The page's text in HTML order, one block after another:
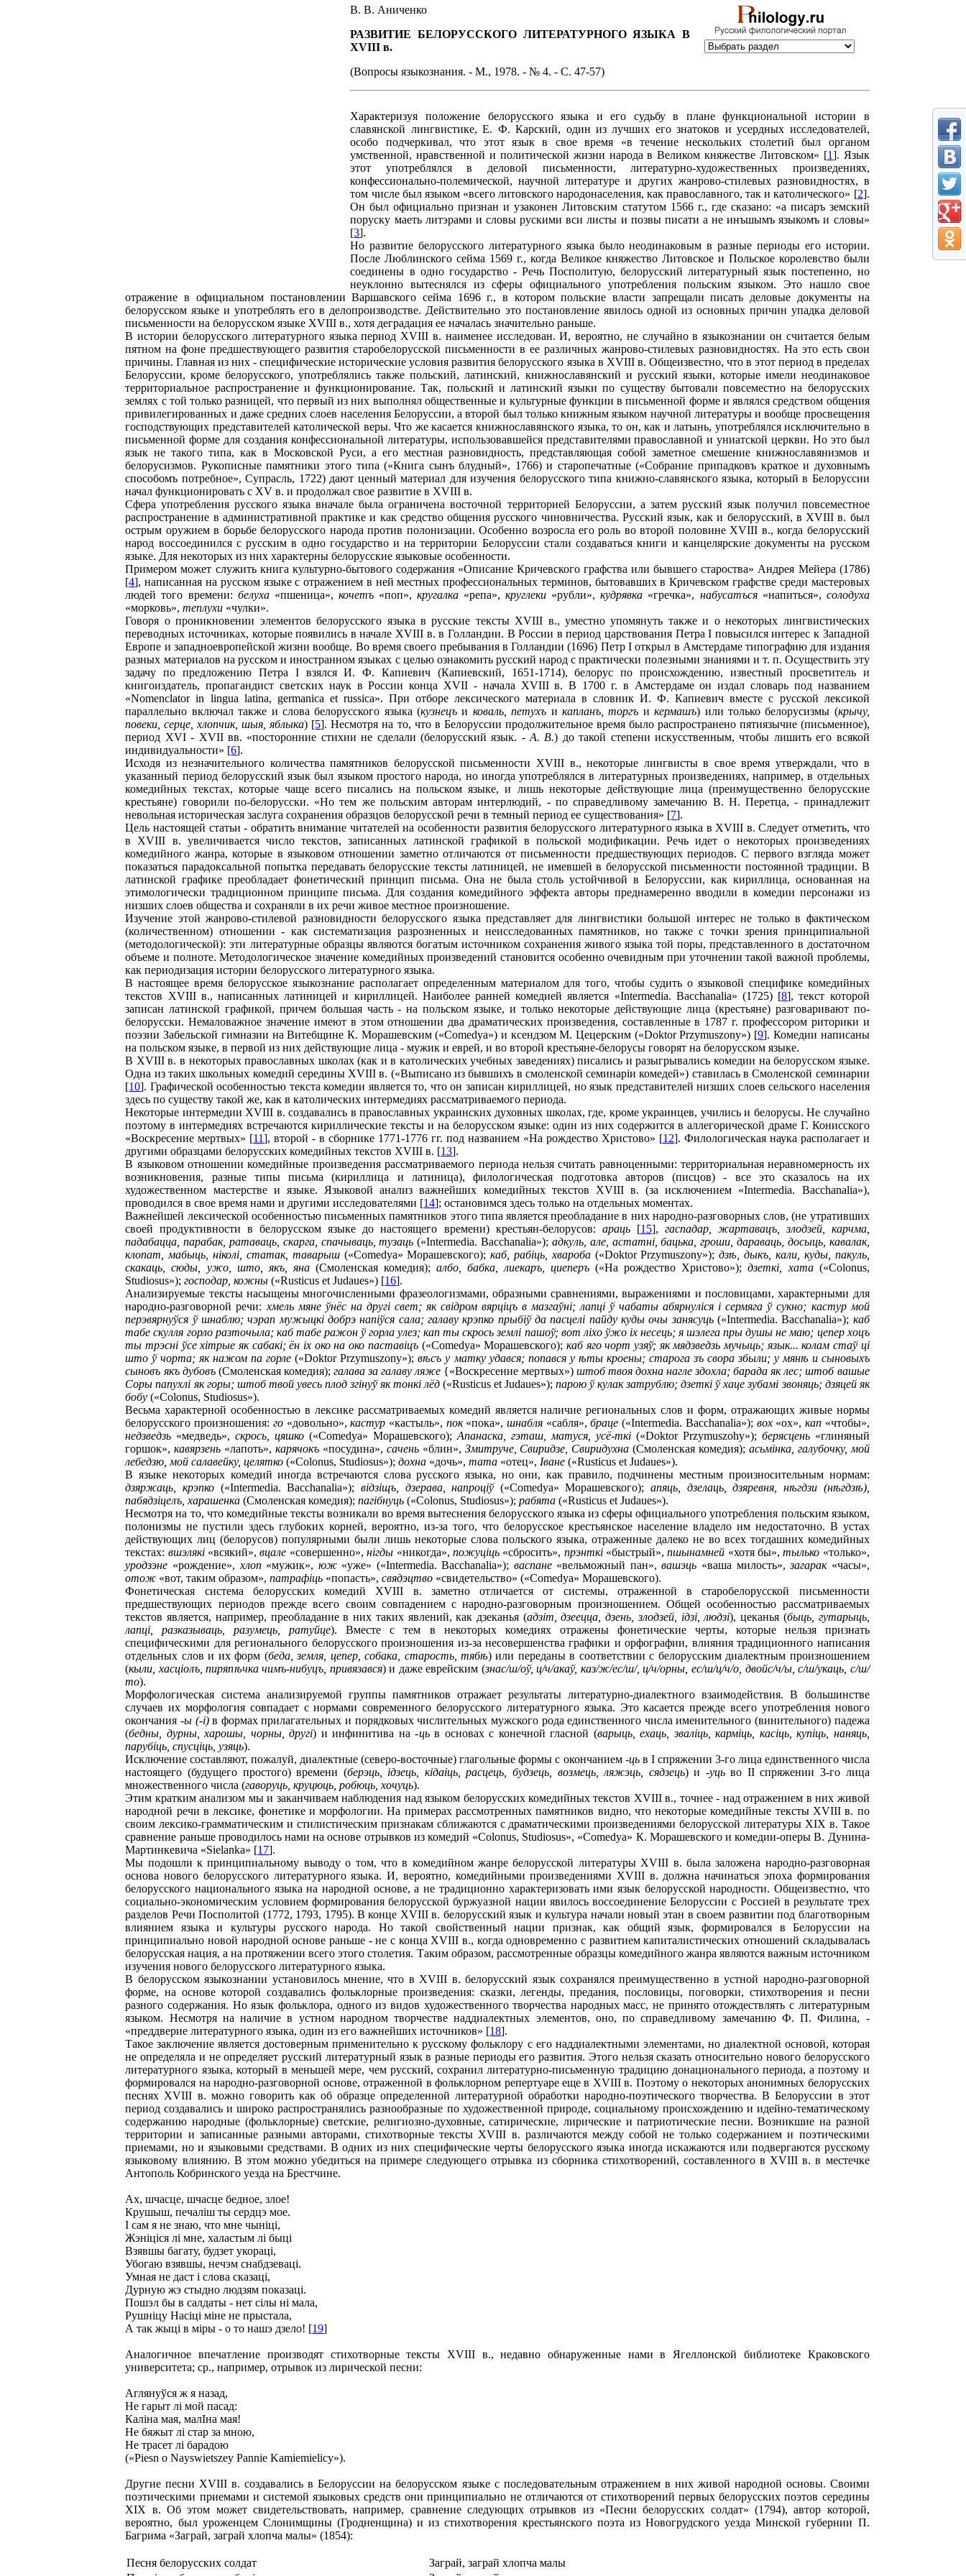
В. В. Аниченко
РАЗВИТИЕ БЕЛОРУССКОГО ЛИТЕРАТУРНОГО ЯЗЫКА В
XVIII в.
(Вопросы языкознания. - М., 1978. - № 4. - С. 47-57)
Характеризуя положение белорусского языка и его судьбу в плане функциональной истории в
славянской лингвистике, Е. Ф. Карский, один из лучших его знатоков и усердных исследователей,
особо подчеркивал, что этот язык в свое время «в течение нескольких столетий был органом
умственной, нравственной и политической жизни народа в Великом княжестве Литовском» [1]. Язык
этот употреблялся в деловой письменности, литературно-художественных произведениях,
конфессионально-полемической, научной литературе и других жанрово-стилевых разновидностях, в
том числе был языком «всего литовского народонаселения, как православного, так и католического» [2].
Он был официально признан и узаконен Литовским статутом 1566 г., где сказано: «а писаръ земский
поруску маеть литэрами и словы рускими вси листы и позвы писати а не инъшымъ языкомъ и словы»
[3].
Но развитие белорусского литературного языка было неодинаковым в разные периоды его истории.
После Люблинского сейма 1569 г., когда Великое княжество Литовское и Польское королевство были
соединены в одно государство - Речь Посполитую, белорусский литературный язык постепенно, но
неуклонно вытеснялся из сферы официального употребления польским языком. Это нашло свое
отражение в официальном постановлении Варшавского сейма 1696 г., в котором польские власти запрещали писать деловые документы на
белорусском языке и употреблять его в делопроизводстве. Действительно это постановление явилось одной из основных причин упадка деловой
письменности на белорусском языке XVIII в., хотя деградация ее началась значительно раньше.
В истории белорусского литературного языка период XVIII в. наименее исследован. И, вероятно, не случайно в языкознании он считается белым
пятном на фоне предшествующего развития старобелорусской письменности в ее различных жанрово-стилевых разновидностях. На это есть свои
причины. Главная из них - специфические исторические условия развития белорусского языка в XVIII в. Общеизвестно, что в этот период в пределах
Белоруссии, кроме белорусского, употреблялись также польский, латинский, книжнославянский и русский языки, которые имели неодинаковое
территориальное распространение и функционирование. Так, польский и латинский языки по существу бытовали повсеместно на белорусских
землях с той только разницей, что первый из них выполнял общественные и культурные функции в письменной форме и являлся средством общения
привилегированных и даже средних слоев населения Белоруссии, а второй был только книжным языком научной литературы и вообще просвещения
господствующих представителей католической веры. Что же касается книжнославянского языка, то он, как и латынь, употреблялся исключительно в
письменной форме для создания конфессиональной литературы, использовавшейся представителями православной и униатской церкви. Но это был
язык не такого типа, как в Московской Руси, а его местная разновидность, представляющая собой заметное смешение книжнославянизмов и
белорусизмов. Рукописные памятники этого типа («Книга сынъ блудный», 1766) и старопечатные («Собрание припадковъ краткое и духовнымъ
способомъ потребное», Супрасль, 1722) дают ценный материал для изучения белорусского типа книжно-славянского языка, который в Белоруссии
начал функционировать с XV в. и продолжал свое развитие в XVIII в.
Сфера употребления русского языка вначале была ограничена восточной территорией Белоруссии, а затем русский язык получил повсеместное
распространение в административной практике и как средство общения русского чиновничества. Русский язык, как и белорусский, в XVIII в. был
острым оружием в борьбе белорусского народа против полонизации. Особенно возросла его роль во второй половине XVIII в., когда белорусский
народ воссоединился с русским в одно государство и на территории Белоруссии стали создаваться книги и канцелярские документы на русском
языке. Для некоторых из них характерны белорусские языковые особенности.
Примером может служить книга культурно-бытового содержания «Описание Кричевского графства или бывшего староства» Андрея Мейера (1786)
[4], написанная на русском языке с отражением в ней местных профессиональных терминов, бытовавших в Кричевском графстве среди мастеровых
людей того времени: белуха«пшеница», кочетъ«поп», кругалка «репа»,круглеки «рубли»,кудрявка «гречка», набусатъся«напиться», солодуха
«морковь»,теплухи «чулки».
Говоря о проникновении элементов белорусского языка в русские тексты XVIII в., уместно упомянуть также и о некоторых лингвистических
переводных источниках, которые появились в начале XVIII в. в Голландии. В России в период царствования Петра I повысился интерес к Западной
Европе и западноевропейской жизни вообще. Во время своего пребывания в Голландии (1696) Петр I открыл в Амстердаме типографию для издания
разных материалов на русском и иностранном языках с целью ознакомить русский народ с практически полезными знаниями и т. п. Осуществить эту
задачу по предложению Петра I взялся И. Ф. Капиевич (Капиевский, 1651-1714), белорус по происхождению, известный просветитель и
книгоиздатель, пропагандист светских наук в России конца XVII - начала XVIII в. В 1700 г. в Амстердаме он издал словарь под названием
«Nomenclator in lingua latina, germanica et russica». При отборе лексического материала в словник И. Ф. Капиевич вместе с русской лексикой
параллельно включал также и слова белорусского языка (кузнецъ и коваль, петухъ и капланъ, торгъ икермашъ) или только белорусизмы (крычу,
повеки, серце, хлопчик, шыя, яблыка) [5]. Несмотря на то, что в Белоруссии продолжительное время было распространено пятиязычие (письменное),
период XVI - XVII вв. «посторонние стихии не сделали (белорусский язык. -А. В.) до такой степени искусственным, чтобы лишить его всякой
индивидуальности» [6].
Исходя из незначительного количества памятников белорусской письменности XVIII в., некоторые лингвисты в свое время утверждали, что в
указанный период белорусский язык был языком простого народа, но иногда употреблялся в литературных произведениях, например, в отдельных
комедийных текстах, которые чаще всего писались на польском языке, и лишь некоторые действующие лица (преимущественно белорусские
крестьяне) говорили по-белорусски. «Но тем же польским авторам интерлюдий, - по справедливому замечанию В. Н. Перетца, - принадлежит
невольная историческая заслуга сохранения образцов белорусской речи в темный период ее существования» [7].
Цель настоящей статьи - обратить внимание читателей на особенности развития белорусского литературного языка в XVIII в. Следует отметить, что
в XVIII в. увеличивается число текстов, записанных латинской графикой в польской модификации. Речь идет о некоторых произведениях
комедийного жанра, которые в языковом отношении заметно отличаются от письменности предшествующих периодов. С первого взгляда может
показаться парадоксальной попытка передавать белорусские тексты латиницей, не имевшей в белорусской письменности постоянной традиции. В
латинской графике преобладает фонетический принцип письма. Она не была столь устойчивой в Белоруссии, как кириллица, основанная на
этимологически традиционном принципе письма. Для создания комедийного эффекта авторы преднамеренно вводили в комедии персонажи из
низших слоев общества и сохраняли в их речи живое местное произношение.
Изучение этой жанрово-стилевой разновидности белорусского языка представляет для лингвистики большой интерес не только в фактическом
(количественном) отношении - как систематизация разрозненных и неисследованных памятников, но также с точки зрения принципиальной
(методологической): эти литературные образцы являются богатым источником сохранения живого языка той поры, представленного в достаточном
объеме и полноте. Методологическое значение комедийных произведений становится особенно очевидным при уточнении такой важной проблемы,
как периодизация истории белорусского литературного языка.
В настоящее время белорусское языкознание располагает определенным материалом для того, чтобы судить о языковой специфике комедийных
текстов XVIII в., написанных латиницей и кириллицей. Наиболее ранней комедией является «Intermedia. Bacchanalia» (1725) [8], текст которой
записан латинской графикой, причем большая часть - на польском языке, и только некоторые действующие лица (крестьяне) разговаривают по-
белорусски. Немаловажное значение имеют в этом отношении два драматических произведения, составленные в 1787 г. профессором риторики и
поэзии Забельской гимназии на Витебщине К. Морашевским («Comedya») и ксендзом М. Цецерским («Doktor Przymuszony») [9]. Комедии написаны
на польском языке, в первой из них действующие лица - мужик и еврей, и во второй крестьяне-белорусы говорят на белорусском языке.
В XVIII в. в некоторых православных школах (как и в католических учебных заведениях) писались и разыгрывались комедии на белорусском языке.
Одна из таких школьных комедий середины XVIII в. («Выписано из бывшихъ в смоленской семинарiи комедей») ставилась в Смоленской семинарии
[10]. Графической особенностью текста комедии является то, что он записан кириллицей, но язык представителей низших слоев сельского населения
здесь по существу такой же, как в католических интермедиях рассматриваемого периода.
Некоторые интермедии XVIII в. создавались в православных украинских духовных школах, где, кроме украинцев, учились и белорусы. Не случайно
поэтому в интермедиях встречаются кириллические тексты и на белорусском языке: один из них содержится в аллегорической драме Г. Конисского
«Воскресение мертвых» [11], второй - в сборнике 1771-1776 гг. под названием «На рождество Христово» [12]. Филологическая наука располагает и
другими образцами белорусских комедийных текстов XVIII в. [13].
В языковом отношении комедийные произведения рассматриваемого периода нельзя считать равноценными: территориальная неравномерность их
возникновения, разные типы письма (кириллица и латиница), филологическая подготовка авторов (писцов) - все это сказалось на их
художественном мастерстве и языке. Языковой анализ важнейших комедийных текстов XVIII в. (за исключением «Intermedia. Bacchanalia»),
проводился в свое время нами и другими исследователями [14]; остановимся здесь только на отдельных моментах.
Важнейшей лексической особенностью письменных памятников этого типа является преобладание в них народно-разговорных слов, (не утративших
своей продуктивности в белорусском языке до настоящего времени) крестьян-белорусов: араць[15], гаспадар, жартавацъ, злодзей, карчма,
падабацца, парабак, ратаваць, скарга, спачываць, тузаць («Intermedia. Bacchanalia»); адкуль, але, астатнi, бацька, гроши, дараваць, досыць, кавалак,
клопат, мабыць, нiколi, статак, таварыш(«Comedya» Морашевского);каб, рабiць, хвароба(«Doktor Przymuszony»);дзѣ , дыкъ, кали, куды, пакуль,
скакаць, сюды, ужо, што, якъ, яна(Смоленская комедия); албо, бабка, лиекаръ, циеперъ («На рождество Христово»);дзеткi, хата(«Colonus,
Studiosus»);господар, кожны («Rusticus et Judaues») [16].
Анализируемые тексты насыщены многочисленными фразеологизмами, образными сравнениями, выражениями и пословицами, характерными для
народно-разговорной речи: хмель мяне ўнёс на другi свет; як свiдром вярцiцъ в мазгаўнi; лапцi ў чабаты абярнулiся i сермяга ў сукно; кастур мой
перэвярнуўся ў шнаблю; чэрап мужыцкi добрэ напiўся сала; галаву крэпко прыбiў да пасцелi пайду куды очы занясуць(«Intermedia. Bacchanalia»); каб
табе скулля горло разточыла; каб табе ражон ў горла улез; кап ты скрось землi пашоў; вот лiхо ўжо ix несець; я шэлега пры душы не маю; цепер хоцъ
ты трэснi ўсе хiтрые як сабакi; ён ix око на око паставiцъ(«Comedya» Морашевского); каб яго чорт узяў; як мядзведзь мучыць; язык... колам стаў цi
што ў чорта; як нажом па горле («Doktor Przymuszony»);вѣсъ у матку удався; попався у ѣты кроены; старога зъ свора збыли; у мянѣи сыновыхъ
сыновъ якъ дубовъ(Смоленская комедия); галава за галаву ляже {«Воскресение мертвых») штоб твоя дохна нагле здохла; барада як лес; штоб вашые
Соры папухлi як горы; штоб твой увесь плод згiнуў як тонкi лёд(«Rusticus et Judaues»);парою ў кулак затрублю; дзеткi ў хаце зубамi звоняць; дзяцей як
бобу («Colonus, Studiosus»).
Весьма характерной особенностью в лексике рассматриваемых комедий является наличие региональных слов и форм, отражающих живые нормы
белорусского произношения: го«довольно»,кастур «кастыль», пок«пока»,шнабля «сабля»,браце («Intermedia. Bacchanalia»); вох«ох», кап«чтобы»,
недзведзь «медведь»,скрось, цяшко («Comedya» Морашевского);Апанаска, гэташ, матуся, усё-ткi(«Doktor Przymuszohy»); берясцень«глиняный
горшок»,кавярзень «лапоть»,карячокъ «посудина», сачень«блин», Змитруче, Свиридзе, Свиридухна (Смоленская комедия); асьмiнка, галубочку, мой
лебедзю, мой салавейку, целятко («Colonus, Studiosus»);дохна «дочь»,тата «отец», Iване («Rusticus et Judaues»).
В языке некоторых комедий иногда встречаются слова русского языка, но они, как правило, подчинены местным произносительным нормам:
дзяржаць, крэпко («Intermedia. Bacchanalia»); вiдзiщъ, дзерава, напроцiў(«Comedya» Морашевского);апяць, дзелаць, дзяревня, нѣгдзи (нѣгдзѣ),
пабядзiцелъ, харашенка (Смоленская комедия);пагiбнуць («Colonus, Studiosus»);рабята («Rusticus et Judaues»).
Несмотря на то, что комедийные тексты возникали во время вытеснения белорусского языка из сферы официального употребления польским языком,
полонизмы не пустили здесь глубоких корней, вероятно, из-за того, что белорусское крестьянское население владело им недостаточно. В устах
действующих лиц (белорусов) популярными были лишь некоторые слова польского языка, отраженные далеко не во всех тогдашних комедийных
текстах: вшэлякi«всякий»,вцале «совершенно»,нiгды «никогда», пожуцiць«сбросить», прэнткi«быстрый»,пшынамней «хотя бы»,тылько «только»,
уродзэне «рождение», хлоп«мужик», юж«уже» («Intermedia. Bacchanalia»); васпане«вельможный пан»,вашэць «ваша милость»,загарак«часы»,
отож «вот, таким образом»,патрафiць «попасть»,свядэцтво «свидетельство» («Comedya» Морашевского).
Фонетическая система белорусских комедий XVIII в. заметно отличается от системы, отраженной в старобелорусской письменности
предшествующих периодов прежде всего своим совпадением с народно-разговорным произношением. Общей особенностью рассматриваемых
текстов является, например, преобладание в них таких явлений, как дзеканья (адзiт, дзеецца, дзень, злодзей, iдзi, людзi), цеканья (быць, гутарыць,
лапцi, разказываць, разумець, ратуйце). Вместе с тем в некоторых комедиях отражены фонетические черты, которые нельзя признать
специфическими для регионального белорусского произношения из-за несовершенства графики и орфографии, влияния традиционного написания
отдельных слов и их форм (беда, земля, цепер, собака, старость, тябѣ) или переданы в соответствии с белорусским диалектным произношением
(кыли, хасцiолъ, пиряпѣчка чимъ-нибуцъ, привязався) и даже еврейским (знас/ш/оў, ц/ч/акаў, каз/ж/ес/ш/, ц/ч/орны, ес/ш/ц/ч/о, двойс/ч/ы, с/ш/укаць, с/ш/
то).
Морфологическая система анализируемой группы памятников отражает результаты литературно-диалектного взаимодействия. В большинстве
случаев их морфология совпадает с нормами современного белорусского литературного языка. Это касается прежде всего употребления нового
окончания-ы (-i)в формах прилагательных и порядковых числительных мужского рода единственного числа именительного (винительного) падежа
(бедны, дурны, харошы, чорны, другi) и инфинитива на -цьв основах с конечной гласной (варыць, ехаць, звалiць, кармiць, касiць, купiць, наняць,
парубiць, спусцiць, узяць).
Исключение составляют, пожалуй, диалектные (северо-восточные) глагольные формы с окончанием -цьв I спряжении 3-го лица единственного числа
настоящего (будущего простого) времени (берэць, iдзець, кiдаiць, расцець, будзець, возмець, ляжэць, сядзець) и -уцьво II спряжении 3-го лица
множественного числа (гаворуць, круцюць, робюць, хочуць).
Этим кратким анализом мы и заканчиваем наблюдения над языком белорусских комедийных текстов XVIII в., точнее - над отражением в них живой
народной речи в лексике, фонетике и морфологии. На примерах рассмотренных памятников видно, что некоторые комедийные тексты XVIII в. по
своим лексико-грамматическим и стилистическим признакам сближаются с драматическими произведениями белорусской литературы XIX в. Такое
сравнение раньше проводилось нами на основе отрывков из комедий «Colonus, Studiosus», «Comedya» К. Морашевского и комедии-оперы В. Дунина-
Мартинкевича «Sielanka» [17].
Мы подошли к принципиальному выводу о том, что в комедийном жанре белорусской литературы XVIII в. была заложена народно-разговорная
основа нового белорусского литературного языка. И, вероятно, комедийными произведениями XVIII в. должна начинаться эпоха формирования
белорусского национального языка на народной основе, а не традиционно характеризовать ими язык белорусской народности. Общеизвестно, что
социально-экономическим условием формирования белорусской буржуазной нации явилось воссоединение Белоруссии с Россией в результате трех
разделов Речи Посполитой (1772, 1793, 1795). В конце XVIII в. белорусский язык и культура начали новый этан в своем развитии под благотворным
влиянием языка и культуры русского народа. Но такой свойственный нации признак, как общий язык, формировался в Белоруссии на
принципиально новой народной основе раньше - не с конца XVIII в., когда одновременно с развитием капиталистических отношений складывалась
белорусская нация, а на протяжении всего этого столетия. Таким образом, рассмотренные образцы комедийного жанра являются важным источником
изучения нового белорусского литературного языка.
В белорусском языкознании установилось мнение, что в XVIII в. белорусский язык сохранялся преимущественно в устной народно-разговорной
форме, на основе которой создавались фольклорные произведения: сказки, легенды, предания, пословицы, поговорки, стихотворения и песни
разного содержания. Но язык фольклора, одного из видов художественного творчества народных масс, не принято отождествлять с литературным
языком. Несмотря на наличие в устном народном творчестве наддиалектных элементов, оно, по справедливому замечанию Ф. П. Филина, -
«преддверие литературного языка, один из его важнейших источников» [18].
Такое заключение является достоверным применительно к русскому фольклору с его наддиалектными элементами, но диалектной основой, которая
не определяла и не определяет русский литературный язык в разные периоды его развития. Этого нельзя сказать относительно нового белорусского
литературного языка, который в меньшей мере, чем русский, сохранил литературно-письменную традицию донационального периода, а поэтому и
формировался на народно-разговорной основе, отраженной в фольклорном репертуаре еще в XVIII в. Поэтому о некоторых анонимных белорусских
песнях XVIII в. можно говорить как об образце определенной литературной обработки народно-поэтического творчества. В Белоруссии в этот
период создавались и широко распространялись разнообразные по художественной природе, социальному происхождению и идейно-тематическому
содержанию народные (фольклорные) светские, религиозно-духовные, сатирические, лирические и патриотические песни. Возникшие на разной
территории и записанные разными авторами, стихотворные тексты XVIII в. различаются между собой не только содержанием и поэтическими
приемами, но и языковыми средствами. В одних из них специфические черты белорусского языка иногда искажаются или подвергаются русскому
языковому влиянию. В этом можно убедиться на примере следующего отрывка из сборника стихотворений, составленного в XVIII в. в местечке
Антополь Кобринского уезда на Брестчине.
Ах, шчасце, шчасце бедное, злое!
Крушыш, печалiш ты сердцэ мое.
I сам я не знаю, что мне чынiцi,
Жэнiцiся лi мне, халастым лi быцi
Взявшы багату, будзет укорацi,
Убогаю взявшы, нечэм снабдзевацi.
Умная не даст i слова сказацi,
Дурную жэ стыдно людзям показацi.
Пошэл бы в салдаты - нет сiлы нi мала,
Рушнiцу Нaсiцi мiне не прыстала,
А так жыцi в мiры - о то нашэ дзело! [19]
Аналогичное впечатление производят стихотворные тексты XVIII в., недавно обнаруженные нами в Ягеллонской библиотеке Краковского
университета; ср., например, отрывок из лирической песни:
Аглянуўся ж я назад,
Не гарыт лi мой пасад:
Калiна мая, малIна мая!
Не бяжыт лi стар за мною,
Не трасет лi барадою
(«Piesn о Nayswietszey Pannie Kamiemielicy»).
Другие песни XVIII в. создавались в Белоруссии на белорусском языке с последовательным отражением в них живой народной основы. Своими
поэтическими приемами и системой языковых средств они принципиально не отличаются от стихотворений первых белорусских поэтов середины
XIX в. Об этом может свидетельствовать, например, сравнение следующих отрывков из «Песни белорусских солдат» (1794), автор которой,
вероятно, был уроженцем Слонимщины (Гродненщина) и из стихотворения крестьянского поэта из Новогрудского уезда Минской губернии П.
Багрима «Заграй, заграй хлопча малы» (1854):
Песня белорусских солдат
Заграй, заграй хлопча малы